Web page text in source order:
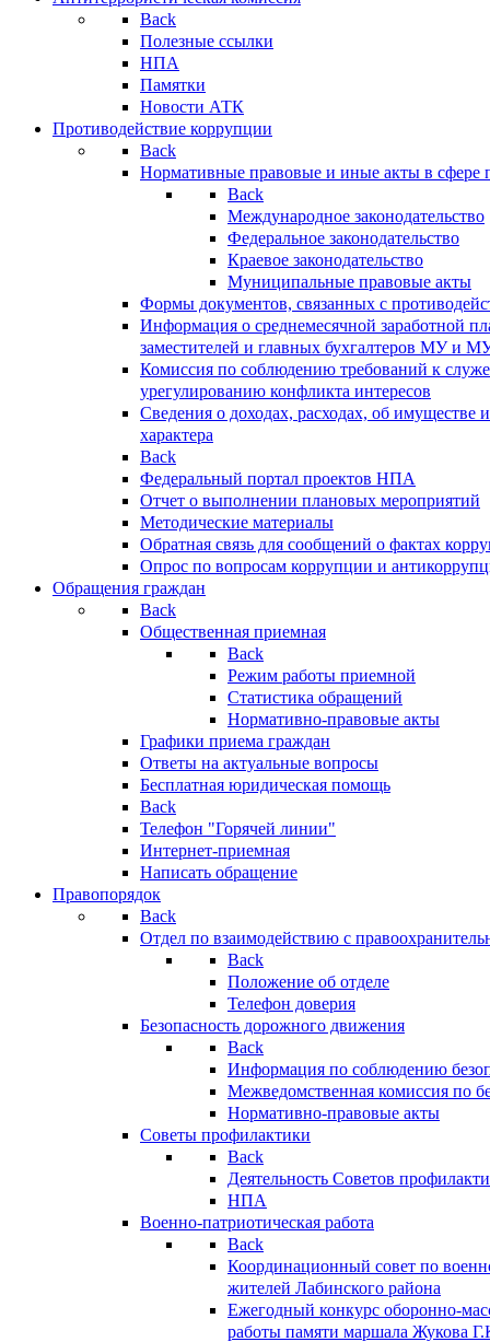
Back
Полезные ссылки
НПА
Памятки
Новости АТК
Противодействие коррупции
Back
Нормативные правовые и иные акты в сфере
Back
Международное законодательство
Федеральное законодательство
Краевое законодательство
Муниципальные правовые акты
Формы документов, связанных с
Информация о среднемесячной заработной
заместителей и главных бухгалтеров МУ и
Комиссия по соблюдению требований к
урегулированию конфликта интересов
Сведения о доходах, расходах, об имуществе
характера
Back
Федеральный портал проектов НПА
Отчет о выполнении плановых мероприятий
Методические материалы
Обратная связь для сообщений о фактах
Опрос по вопросам коррупции и
Обращения граждан
Back
Общественная приемная
Back
Режим работы приемной
Статистика обращений
Нормативно-правовые акты
Графики приема граждан
Ответы на актуальные вопросы
Бесплатная юридическая помощь
Back
Телефон "Горячей линии"
Интернет-приемная
Написать обращение
Правопорядок
Back
Отдел по взаимодействию с
Back
Положение об отделе
Телефон доверия
Безопасность дорожного движения
Back
Информация по соблюдению
Межведомственная комиссия по
Нормативно-правовые акты
Советы профилактики
Back
Деятельность Советов
НПА
Военно-патриотическая работа
Back
Координационный совет по
жителей Лабинского района
Ежегодный конкурс оборонно-
работы памяти маршала Жукова